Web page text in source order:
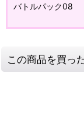
バトルパック08
この商品を買っ